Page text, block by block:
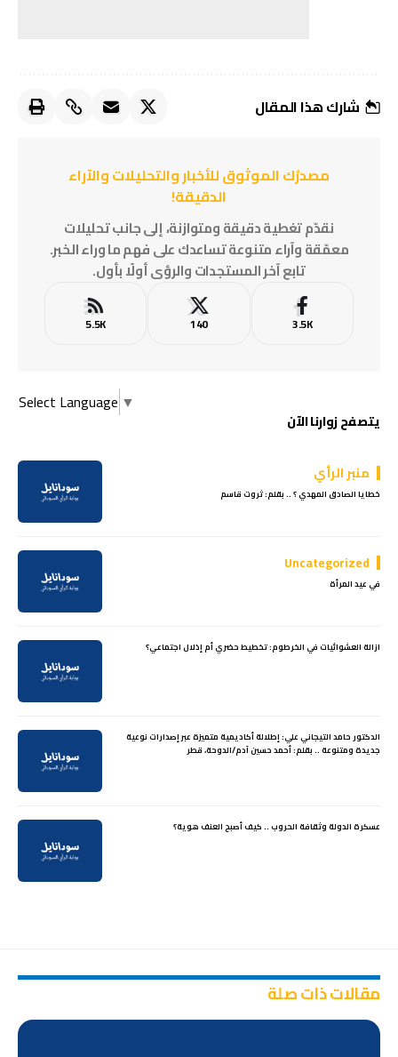
شارك هذا المقال
مصدرُك الموثوق للأخبار والتحليلات والآراء
الدقيقة!
نقدّم تغطية دقيقة ومتوازنة، إلى جانب تحليلات
معمّقة وآراء متنوعة تساعدك على فهم ما وراء الخبر.
تابع آخر المستجدات والرؤى أولًا بأول.
3.5K
140
5.5K
Select Language ▼
يتصفح زوارنا الآن
منبر الرأي
خطايا الصادق المهدي ؟ .. بقلم: ثروت قاسم
Uncategorized
في عيد المرأة
ازالة العشوائيات في الخرطوم: تخطيط حضري أم إذلال اجتماعي؟
الدكتور حامد التيجاني علي: إطلالة أكاديمية متميزة عبر إصدارات نوعية
جديدة ومتنوعة .. بقلم: أحمد حسين آدم/الدوحة، قطر
عسكرة الدولة وثقافة الحروب .. كيف أصبح العنف هوية؟
مقالات ذات صلة